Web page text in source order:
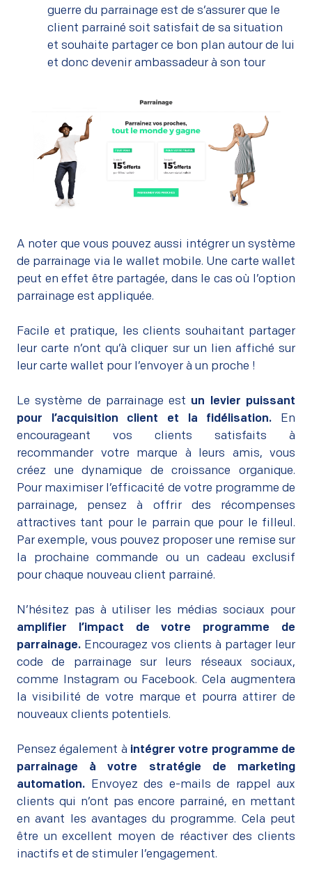
guerre du parrainage est de s’assurer que le
client parrainé soit satisfait de sa situation
et souhaite partager ce bon plan autour de lui
et donc devenir ambassadeur à son tour
A noter que vous pouvez aussi intégrer un système
de parrainage via le wallet mobile. Une carte wallet
peut en effet être partagée, dans le cas où l’option
parrainage est appliquée.
Facile et pratique, les clients souhaitant partager
leur carte n’ont qu’à cliquer sur un lien affiché sur
leur carte wallet pour l’envoyer à un proche !
Le système de parrainage est un levier puissant
pour l’acquisition client et la fidélisation. En
encourageant vos clients satisfaits à
recommander votre marque à leurs amis, vous
créez une dynamique de croissance organique.
Pour maximiser l’efficacité de votre programme de
parrainage, pensez à offrir des récompenses
attractives tant pour le parrain que pour le filleul.
Par exemple, vous pouvez proposer une remise sur
la prochaine commande ou un cadeau exclusif
pour chaque nouveau client parrainé.
N’hésitez pas à utiliser les médias sociaux pour
amplifier l’impact de votre programme de
parrainage. Encouragez vos clients à partager leur
code de parrainage sur leurs réseaux sociaux,
comme Instagram ou Facebook. Cela augmentera
la visibilité de votre marque et pourra attirer de
nouveaux clients potentiels.
Pensez également à intégrer votre programme de
parrainage à votre stratégie de marketing
automation.
Envoyez des e-mails de rappel aux
clients qui n’ont pas encore parrainé, en mettant
en avant les avantages du programme. Cela peut
être un excellent moyen de réactiver des clients
inactifs et de stimuler l’engagement.